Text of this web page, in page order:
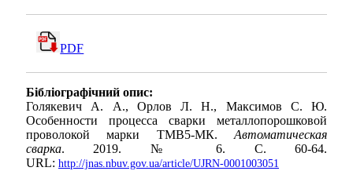
PDF
Бібліографічний опис:
Голякевич А. А., Орлов Л. Н., Максимов С. Ю.
Особенности процесса сварки металлопорошковой
проволокой марки ТМВ5-МК.Автоматическая
сварка. 2019. № 6. С. 60-64.
URL: http://jnas.nbuv.gov.ua/article/UJRN-0001003051